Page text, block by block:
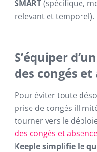
SMART(spécifique,
relevant et temporel).
S’équiper
des congés et
Pour éviter toute
prise de congés
tourner vers le
des congés et
Keeple simplifie le